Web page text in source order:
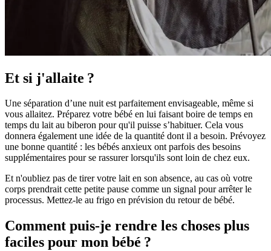
Et si j'allaite ?
Une séparation d’une nuit est parfaitement envisageable, même si
vous allaitez. Préparez votre bébé en lui faisant boire de temps en
temps du lait au biberon pour qu'il puisse s’habituer. Cela vous
donnera également une idée de la quantité dont il a besoin. Prévoyez
une bonne quantité : les bébés anxieux ont parfois des besoins
supplémentaires pour se rassurer lorsqu'ils sont loin de chez eux.
Et n'oubliez pas de tirer votre lait en son absence, au cas où votre
corps prendrait cette petite pause comme un signal pour arrêter le
processus. Mettez-le au frigo en prévision du retour de bébé.
Comment puis-je rendre les choses plus
faciles pour mon bébé ?